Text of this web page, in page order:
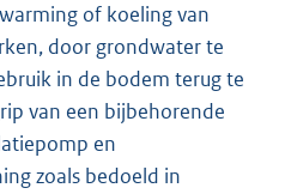
of koeling van
door grondwater te
in de bodem terug te
van een bijbehorende
en
zoals bedoeld in